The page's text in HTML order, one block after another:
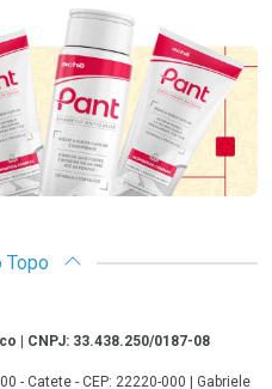
Topo
| CNPJ: 33.438.250/0187-08
- Catete - CEP: 22220-000 | Gabriele